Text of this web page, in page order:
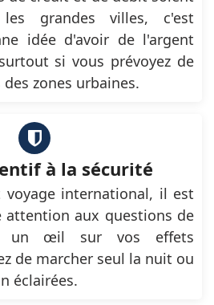
les grandes villes, c'est
idée d'avoir de l'argent
si vous prévoyez de
zones urbaines.
à la sécurité
international, il est
aux questions de
un œil sur vos effets
de marcher seul la nuit ou
éclairées.